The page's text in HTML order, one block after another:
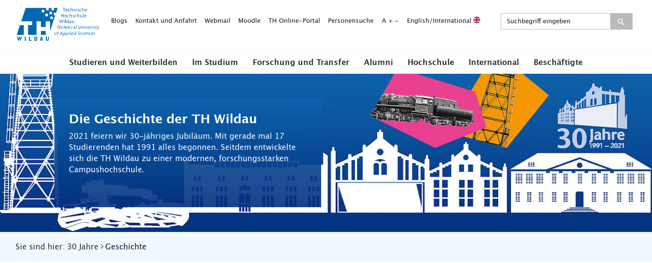
WildauBlogs Kontakt und Anfahrt Webmail Moodle TH Online-Portal Personensuche A + - English/International
Studieren und Weiterbilden Im Studium Forschung und Transfer Alumni Hochschule International Beschäftigte
Die Geschichte der TH Wildau
2021 feiern wir 30-jähriges Jubiläum. Mit gerade mal 17
Studierenden hat 1991 alles begonnen. Seitdem entwickelte
sich die TH Wildau zu einer modernen, forschungsstarken
Campushochschule.
Sie sind hier: 30 Jahre Geschichte